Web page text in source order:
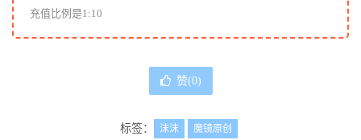
充值比例是1:10
赞(0)
标签： 沫沫 魔镜原创